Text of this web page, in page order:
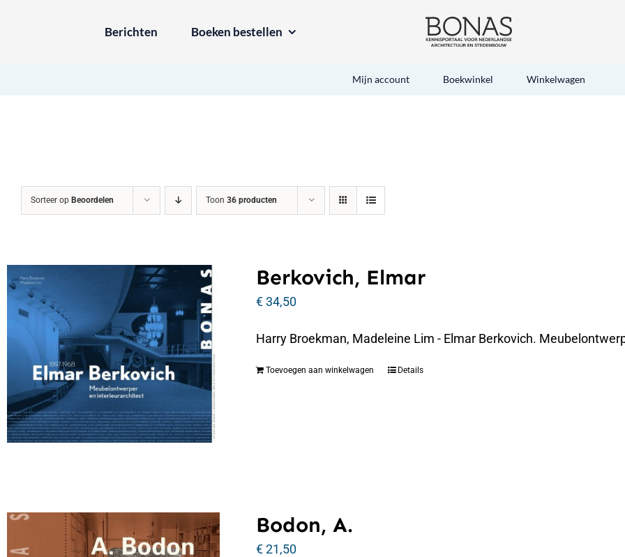
Berichten Boeken bestellen
Mijn account Boekwinkel Winkelwagen
Sorteer op Beoordelen Toon 36 producten
Berkovich, Elmar
€34,50
Harry Broekman, Madeleine Lim - Elmar Berkovich.
Toevoegen aan winkelwagen Details
Bodon, A.
€21,50